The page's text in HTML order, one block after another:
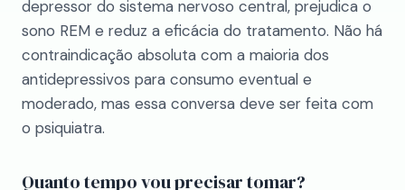
depressor do sistema nervoso central, prejudica o
sono REM e reduz a eficácia do tratamento. Não há
contraindicação absoluta com a maioria dos
antidepressivos para consumo eventual e
moderado, mas essa conversa deve ser feita com
o psiquiatra.
Quanto tempo vou precisar tomar?